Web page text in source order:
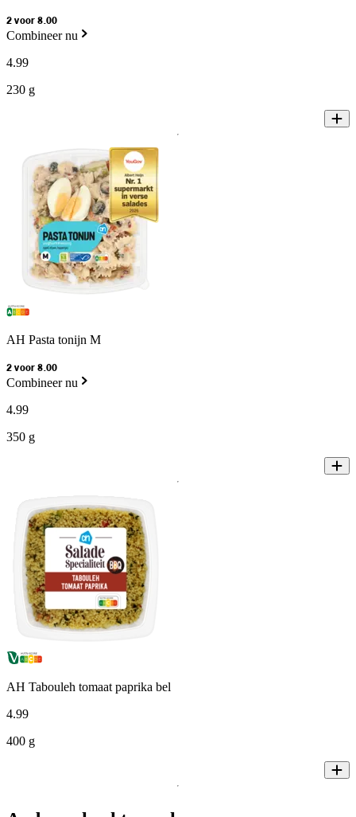
2 voor 8.00
Combineer nu
4.99
230 g
AH Pasta tonijn M
2 voor 8.00
Combineer nu
4.99
350 g
AH Tabouleh tomaat paprika bel
4.99
400 g